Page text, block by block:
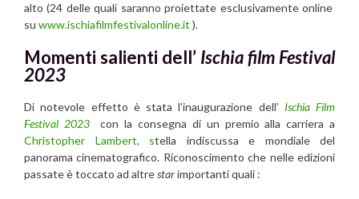
alto (24 delle quali saranno proiettate esclusivamente online
su www.ischiafilmfestivalonline.it ).
Momenti salienti dell’ Ischia film Festival
2023
Di notevole effetto è stata l’inaugurazione dell’ Ischia Film
Festival 2023
con la consegna di un premio alla carriera a
Christopher Lambert, stella indiscussa e mondiale del
panorama cinematografico. Riconoscimento che nelle edizioni
passate è toccato ad altrestarimportanti quali :